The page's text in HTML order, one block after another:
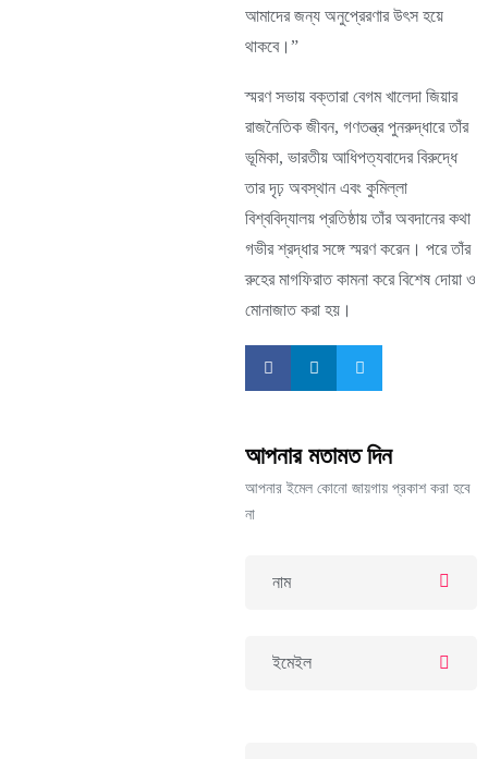
আমাদের জন্য অনুপ্রেরণার উৎস হয়ে
থাকবে।”
স্মরণ সভায় বক্তারা বেগম খালেদা জিয়ার
রাজনৈতিক জীবন, গণতন্ত্র পুনরুদ্ধারে তাঁর
ভূমিকা, ভারতীয় আধিপত্যবাদের বিরুদ্ধে
তার দৃঢ় অবস্থান এবং কুমিল্লা
বিশ্ববিদ্যালয় প্রতিষ্ঠায় তাঁর অবদানের কথা
গভীর শ্রদ্ধার সঙ্গে স্মরণ করেন। পরে তাঁর
রুহের মাগফিরাত কামনা করে বিশেষ দোয়া ও
মোনাজাত করা হয়।
আপনার মতামত দিন
আপনার ইমেল কোনো জায়গায় প্রকাশ করা হবে
না